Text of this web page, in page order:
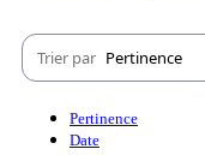
Trier par Pertinence
Pertinence
Date